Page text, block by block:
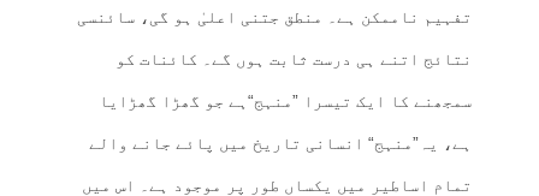
تفہیم ناممکن ہے۔ منطق جتنی اعلیٰ ہو گی، سائنسی
نتائج اتنے ہی درست ثابت ہوں گے۔ کائنات کو
سمجھنے کا ایک تیسرا ”منہج“ہے جو گھڑا گھڑایا
ہے، یہ”منہج“ انسانی تاریخ میں پائے جانے والے
تمام اساطیر میں یکساں طور پر موجود ہے۔ اس میں